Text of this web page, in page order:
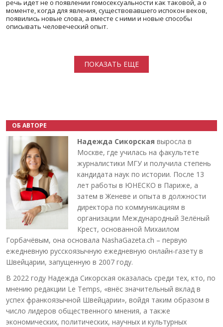
речь идет не о появлении гомосексуальности как таковой, а о
моменте, когда для явления, существовавшего испокон веков,
появились новые слова, а вместе с ними и новые способы
описывать человеческий опыт.
ПОКАЗАТЬ ЕЩЕ
ОБ АВТОРЕ
Надежда Сикорская выросла в
Москве, где училась на факультете
журналистики МГУ и получила степень
кандидата наук по истории. После 13
лет работы в ЮНЕСКО в Париже, а
затем в Женеве и опыта в должности
директора по коммуникациям в
организации Международный Зелёный
Крест, основанной Михаилом
Горбачёвым, она основала NashaGazeta.ch – первую
ежедневную русскоязычную ежедневную онлайн-газету в
Швейцарии, запущенную в 2007 году.
В 2022 году Надежда Сикорская оказалась среди тех, кто, по
мнению редакции Le Temps, «внёс значительный вклад в
успех франкоязычной Швейцарии», войдя таким образом в
число лидеров общественного мнения, а также
экономических, политических, научных и культурных